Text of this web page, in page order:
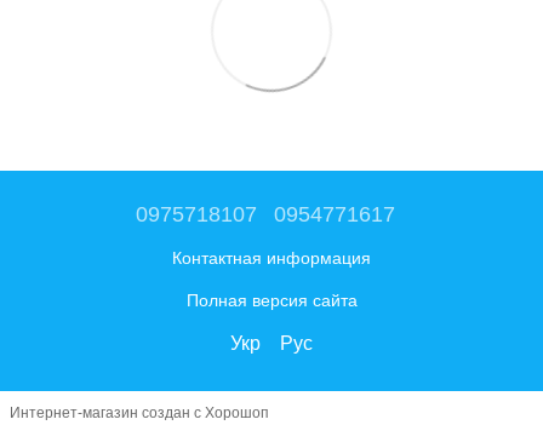
0975718107 0954771617
Контактная информация
Полная версия сайта
Укр Рус
Интернет-магазин создан с Хорошоп